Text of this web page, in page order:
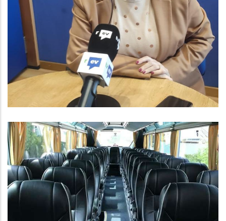
ENTREVISTA A AGNÉS FERRER.
CONSELLERA DE SUPORT A LA
GESTIÓ MUNICIPAL AL CONSELL
COMARCAL
Altres
CONVOCATÒRIA AJUTS
INDIVIDUALS DE DESPLAÇAMENT
PER AL CURS 2024-25
Educació